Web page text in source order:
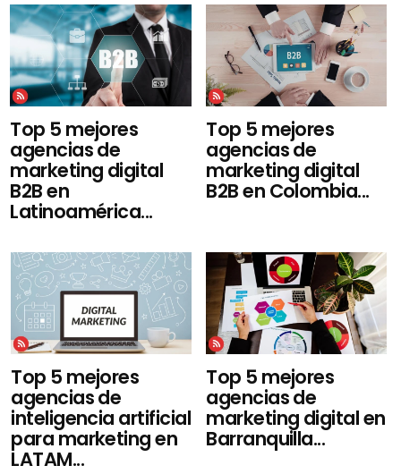
Top 5 mejores
agencias de
marketing digital
B2B en
Latinoamérica...
Top 5 mejores
agencias de
marketing digital
B2B en Colombia...
Top 5 mejores
agencias de
inteligencia artificial
para marketing en
LATAM...
Top 5 mejores
agencias de
marketing digital en
Barranquilla...